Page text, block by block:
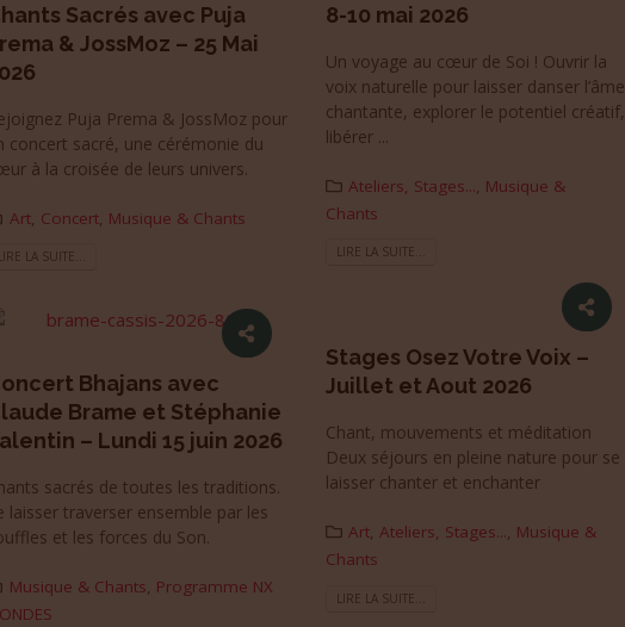
Sacrés avec Puja
& JossMoz – 25 Mai
Puja Prema & JossMoz pour
concert sacré, une cérémonie du
à la croisée de leurs univers.
Art, Concert, Musique & Chants
LA SUITE...
8-10 mai 2026
Un voyage au cœur de Soi ! Ouvrir la
voix naturelle pour laisser danser l’âme
chantante, explorer le potentiel créatif,
libérer ...
Ateliers, Stages..., Musique &
Chants
LIRE LA SUITE...
Bhajans avec
Brame et Stéphanie
– Lundi 15 juin 2026
sacrés de toutes les traditions.
laisser traverser ensemble par les
et les forces du Son.
Musique & Chants, Programme NX
Stages Osez Votre Voix –
Juillet et Aout 2026
Chant, mouvements et méditation
Deux séjours en pleine nature pour se
laisser chanter et enchanter
Art,Ateliers, Stages..., Musique &
Chants
LIRE LA SUITE...